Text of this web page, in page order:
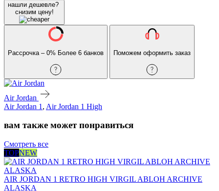
нашли дешевле?
снизим цену!
Рассрочка – 0% Более 6 банков Поможем оформить заказ
Air Jordan
Air Jordan 1 , Air Jordan 1 High
вам также может понравиться
Смотреть все
TOPNEW
AIR JORDAN 1 RETRO HIGH VIRGIL ABLOH ARCHIVE
ALASKA